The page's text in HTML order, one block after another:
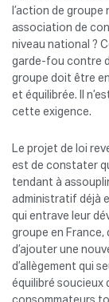
l’action de
association de
niveau national ?
garde-fou contre
groupe doit être
et équilibrée. Il
cette exigence.
Le projet de loi
est de constater
tendant à
administratif déjà
qui entrave leur
groupe en France,
d’ajouter une
d’allègement qui
équilibré soucieux